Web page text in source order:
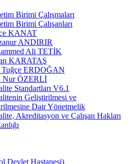
Birimi Çalışmaları
Birimi Çalışanları
KANAT
ANDIRIR
Ali TETİK
KARATAŞ
Tuğçe ERDOĞAN
Nur ÖZERLİ
Standartları V6.1
Geliştirilmesi ve
Dair Yönetmelik
Akreditasyon ve Çalışan Hakları
Devlet Hastanesi)